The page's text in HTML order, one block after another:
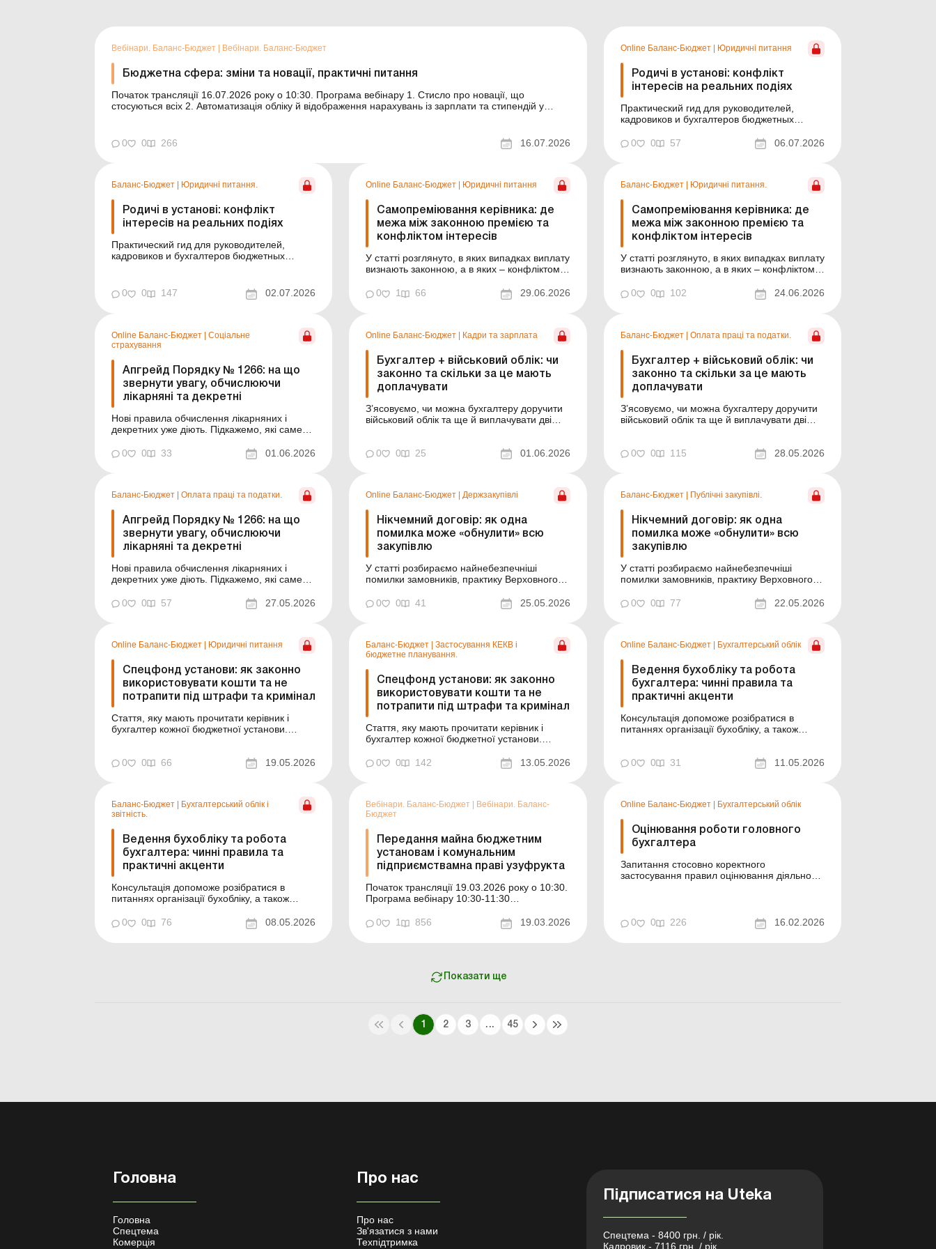
Вебінари. Баланс-Бюджет Вебінари. Баланс-Бюджет
Бюджетна сфера: зміни та новації, практичні питання
Початок трансляції 16.07.2026 року о 10:30. Програма вебінару 1. Стисло про новації, що
стосуються всіх 2. Автоматизація обліку й відображення нарахувань із зарплати та стипендій у
0 0 266 16.07.2026
Online Баланс-Бюджет Юридичні питання
Родичі в установі: конфлікт
інтересів на реальних подіях
Практический гид для руководителей,
кадровиков и бухгалтеров бюджетных
заключениях Госаудитслужбы и судебной
практике разбираем наиболее типичные
учреждении. Баланс-Бюджет № 27 від 7
липня 2...
0 0 57 06.07.2026
Баланс-Бюджет Юридичні питання.
Родичі в установі: конфлікт
інтересів на реальних подіях
Практический гид для руководителей,
кадровиков и бухгалтеров бюджетных
практике разбираем наиболее типичные
конфликты интересов, возникающие в
одній...
0 0 147 02.07.2026
Online Баланс-Бюджет Юридичні питання
Самопреміювання керівника: де
межа між законною премією та
конфліктом інтересів
У статті розглянуто, в яких випадках виплату
визнають законною, а в яких – конфліктом
НАЗК, матеріали ревізій ДАСУ та рішення
судів. Баланс-Бюджет № 26 від 30 червня
Межа...
0 1 66 29.06.2026
Баланс-Бюджет Юридичні питання.
Самопреміювання керівника: де
межа між законною премією та
конфліктом інтересів
У статті розглянуто, в яких випадках виплату
визнають законною, а в яких – конфліктом
НАЗК, матеріали ревізій ДАСУ та рішення
судів. Конфлікт інтересів, незаконна
Межа між ними часто проходить через один
підпис у...
0 0 102 24.06.2026
Online Баланс-Бюджет | Соціальне
страхування
Апгрейд Порядку № 1266: на що
звернути увагу, обчислюючи
лікарняні та декретні
Нові правила обчислення лікарняних і
декретних уже діють. Підкажемо, які саме
бухгалтеру бюджетної установи. Баланс-
Бюджет № 22 від 2 червня 2026 року
грошового забезпечення) для розрахунку ...
0 0 33 01.06.2026
Online Баланс-Бюджет | Кадри та зарплата
Бухгалтер + військовий облік: чи
законно та скільки за це мають
доплачувати
З’ясовуємо, чи можна бухгалтеру доручити
військовий облік та ще й виплачувати дві
закладі через відсутність кадровика роботу з
0 0 25 01.06.2026
Баланс-Бюджет | Оплата праці та податки.
Бухгалтер + військовий облік: чи
законно та скільки за це мають
доплачувати
З’ясовуємо, чи можна бухгалтеру доручити
військовий облік та ще й виплачувати дві
ведення військового обліку покладено на
0 0 115 28.05.2026
Баланс-Бюджет | Оплата праці та податки.
Апгрейд Порядку № 1266: на що
звернути увагу, обчислюючи
лікарняні та декретні
Нові правила обчислення лікарняних і
декретних уже діють. Підкажемо, які саме
бухгалтеру бюджетної установи.
Нещодавно оновлено Порядок обчислення
виплат за загальнообов’язковим державн...
0 0 57 27.05.2026
Online Баланс-Бюджет | Держзакупівлі
Нікчемний договір: як одна
помилка може «обнулити» всю
закупівлю
У статті розбираємо найнебезпечніші
помилки замовників, практику Верховного
коштувати установі й посадовцям. Баланс-
Бюджет № 21 від 26 травня 2026 року
виявляється, що договір нікчемний і не
ство...
0 0 41 25.05.2026
Баланс-Бюджет | Публічні закупівлі.
Нікчемний договір: як одна
помилка може «обнулити» всю
закупівлю
У статті розбираємо найнебезпечніші
помилки замовників, практику Верховного
коштувати установі й посадовцям. Замовник
провів закупівлю, підписав договір, оплатив
наслідків. У статті розбе...
0 0 77 22.05.2026
Online Баланс-Бюджет Юридичні питання
Спецфонд установи: як законно
використовувати кошти та не
потрапити під штрафи та кримінал
Стаття, яку мають прочитати керівник і
бухгалтер кожної бюджетної установи.
штрафи та реальні судові справи, –
0 0 66 19.05.2026
Баланс-Бюджет
Застосування КЕКВ і
бюджетне планування.
Спецфонд установи: як законно
використовувати кошти та не
потрапити під штрафи та кримінал
Стаття, яку мають прочитати керівник і
бухгалтер кожної бюджетної установи.
оренда, перевірки Держаудитслужби,
штрафи та реальні судові справи, –
відповідають особисто. Спеціальн...
0 0 142 13.05.2026
Online Баланс-Бюджет Бухгалтерський облік
Ведення бухобліку та робота
бухгалтера: чинні правила та
практичні акценти
Консультація допоможе розібратися в
питаннях організації бухобліку, а також
Типове положення про бухгалтерську
організац...
0 0 31 11.05.2026
Баланс-Бюджет
Бухгалтерський облік і
звітність.
Ведення бухобліку та робота
бухгалтера: чинні правила та
практичні акценти
Консультація допоможе розібратися в
питаннях організації бухобліку, а також
положення про бухгалтерську службу
оновили ще минулоріч, але неузгодженість
0 0 76 08.05.2026
Вебінари. Баланс-Бюджет
Вебінари. Баланс-
Бюджет
Передання майна бюджетним
установам і комунальним
підприємствамна праві узуфрукта
Початок трансляції 19.03.2026 року о 10:30.
Програма вебінару 10:30-11:30
узуфрукта 1. Документальне оформлення
0 1 856 19.03.2026
Online Баланс-Бюджет Бухгалтерський облік
Оцінювання роботи головного
бухгалтера
Запитання стосовно коректного
застосування правил оцінювання діяльності
ступенем відповідальності за здійснення
установою своїх функцій із дотриманням
0 0 226 16.02.2026
Показати ще
1 2 3 ... 45
Головна
Головна
Спецтема
Комерція
Про нас
Про нас
Зв'язатися з нами
Техпідтримка
Підписатися на Uteka
Спецтема - 8400 грн. / рік.
Кадровик - 7116 грн. / рік.